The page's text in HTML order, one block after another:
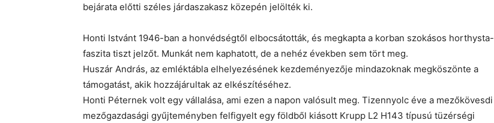
bejárata előtti széles járdaszakasz közepén jelölték ki.
Honti Istvánt 1946-ban a honvédségtől elbocsátották, és megkapta a korban szokásos horthysta-
faszita tiszt jelzőt. Munkát nem kaphatott, de a nehéz években sem tört meg.
Huszár András, az emléktábla elhelyezésének kezdeményezője mindazoknak megköszönte a
támogatást, akik hozzájárultak az elkészítéséhez.
Honti Péternek volt egy vállalása, ami ezen a napon valósult meg. Tizennyolc éve a mezőkövesdi
mezőgazdasági gyűjteményben felfigyelt egy földből kiásott Krupp L2 H143 típusú tüzérségi